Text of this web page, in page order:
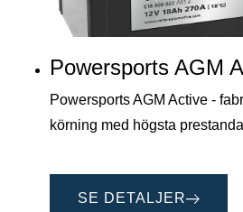
Powersports AGM
Powersports AGM Active -
körning med högsta
SE DETALJER